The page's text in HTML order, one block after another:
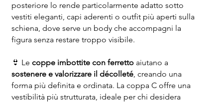
posteriore lo rende particolarmente adatto sotto
vestiti eleganti, capi aderenti o outfit più aperti sulla
schiena, dove serve un body che accompagni la
figura senza restare troppo visibile.
👙 Le coppe imbottite con ferrettoaiutano a
sostenere e valorizzare il décolleté, creando una
forma più definita e ordinata. La coppa C offre una
vestibilità più strutturata, ideale per chi desidera